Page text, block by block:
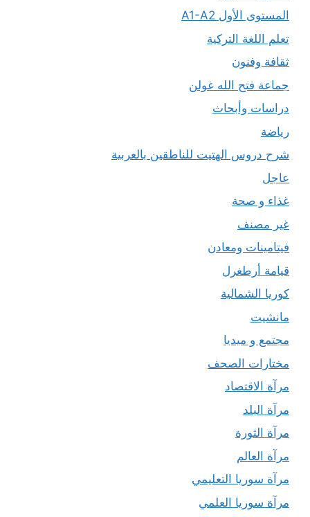
المستوى الأول A1-A2
تعلم اللغة التركية
ثقافة وفنون
جماعة فتح الله غولن
دراسات وأبحاث
رياضة
شرح دروس الهتيت للناطقين بالعربية
عاجل
غذاء و صحة
غير مصنف
فيتامينات ومعادن
قيامة أرطغرل
كوريا الشمالية
مانشيت
مجتمع و ميديا
مختارات الصحف
مرآة الاقتصاد
مرآة البلد
مرآة الثورة
مرآة العالم
مرآة سوريا التعليمي
مرآة سوريا العلمي